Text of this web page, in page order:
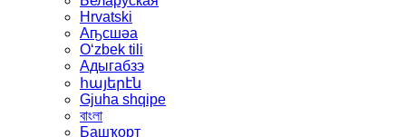
Hrvatski
Аҧсшәа
Oʻzbek tili
Адыгабзэ
հայերէն
Gjuha shqipe
বাংলা
Башҡорт